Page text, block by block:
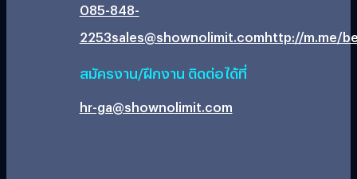
085-848-
2253sales@shownolimit.comhttp://m.me/
สมัครงาน/ฝึกงาน ติดต่อได้ที่
hr-ga@shownolimit.com